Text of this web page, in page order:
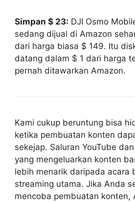
Simpan $ 23: DJI Osmo
sedang dijual di Amazon
dari harga biasa $ 149. Itu
datang dalam $ 1 dari harga
pernah ditawarkan Amazon.
Kami cukup beruntung bisa
ketika pembuatan konten
sekejap. Saluran YouTube
yang mengeluarkan konten
lebih menarik daripada acara
streaming utama. Jika Anda
mencoba pembuatan konten,